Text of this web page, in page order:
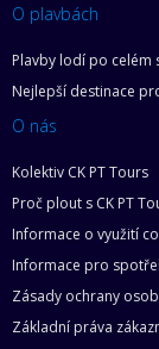
O plavbách
Plavby lodí po celém
Nejlepší destinace
O nás
Kolektiv CK PT Tours
Proč plout s CK PT
Informace o využití
Informace pro
Zásady ochrany
Základní práva